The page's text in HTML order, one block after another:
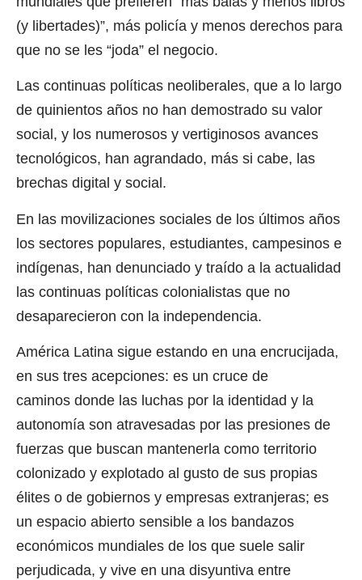
(y libertades)”, más policía y menos derechos para
que no se les “joda” el negocio.
Las continuas políticas neoliberales, que a lo largo
de quinientos años no han demostrado su valor
social, y los numerosos y vertiginosos avances
tecnológicos, han agrandado, más si cabe, las
brechas digital y social.
En las movilizaciones sociales de los últimos años
los sectores populares, estudiantes, campesinos e
indígenas, han denunciado y traído a la actualidad
las continuas políticas colonialistas que no
desaparecieron con la independencia.
América Latina sigue estando en una encrucijada,
en sus tres acepciones: es un cruce de
caminos donde las luchas por la identidad y la
autonomía son atravesadas por las presiones de
fuerzas que buscan mantenerla como territorio
colonizado y explotado al gusto de sus propias
élites o de gobiernos y empresas extranjeras; es
un espacio abierto sensible a los bandazos
económicos mundiales de los que suele salir
perjudicada, y vive en una disyuntiva entre